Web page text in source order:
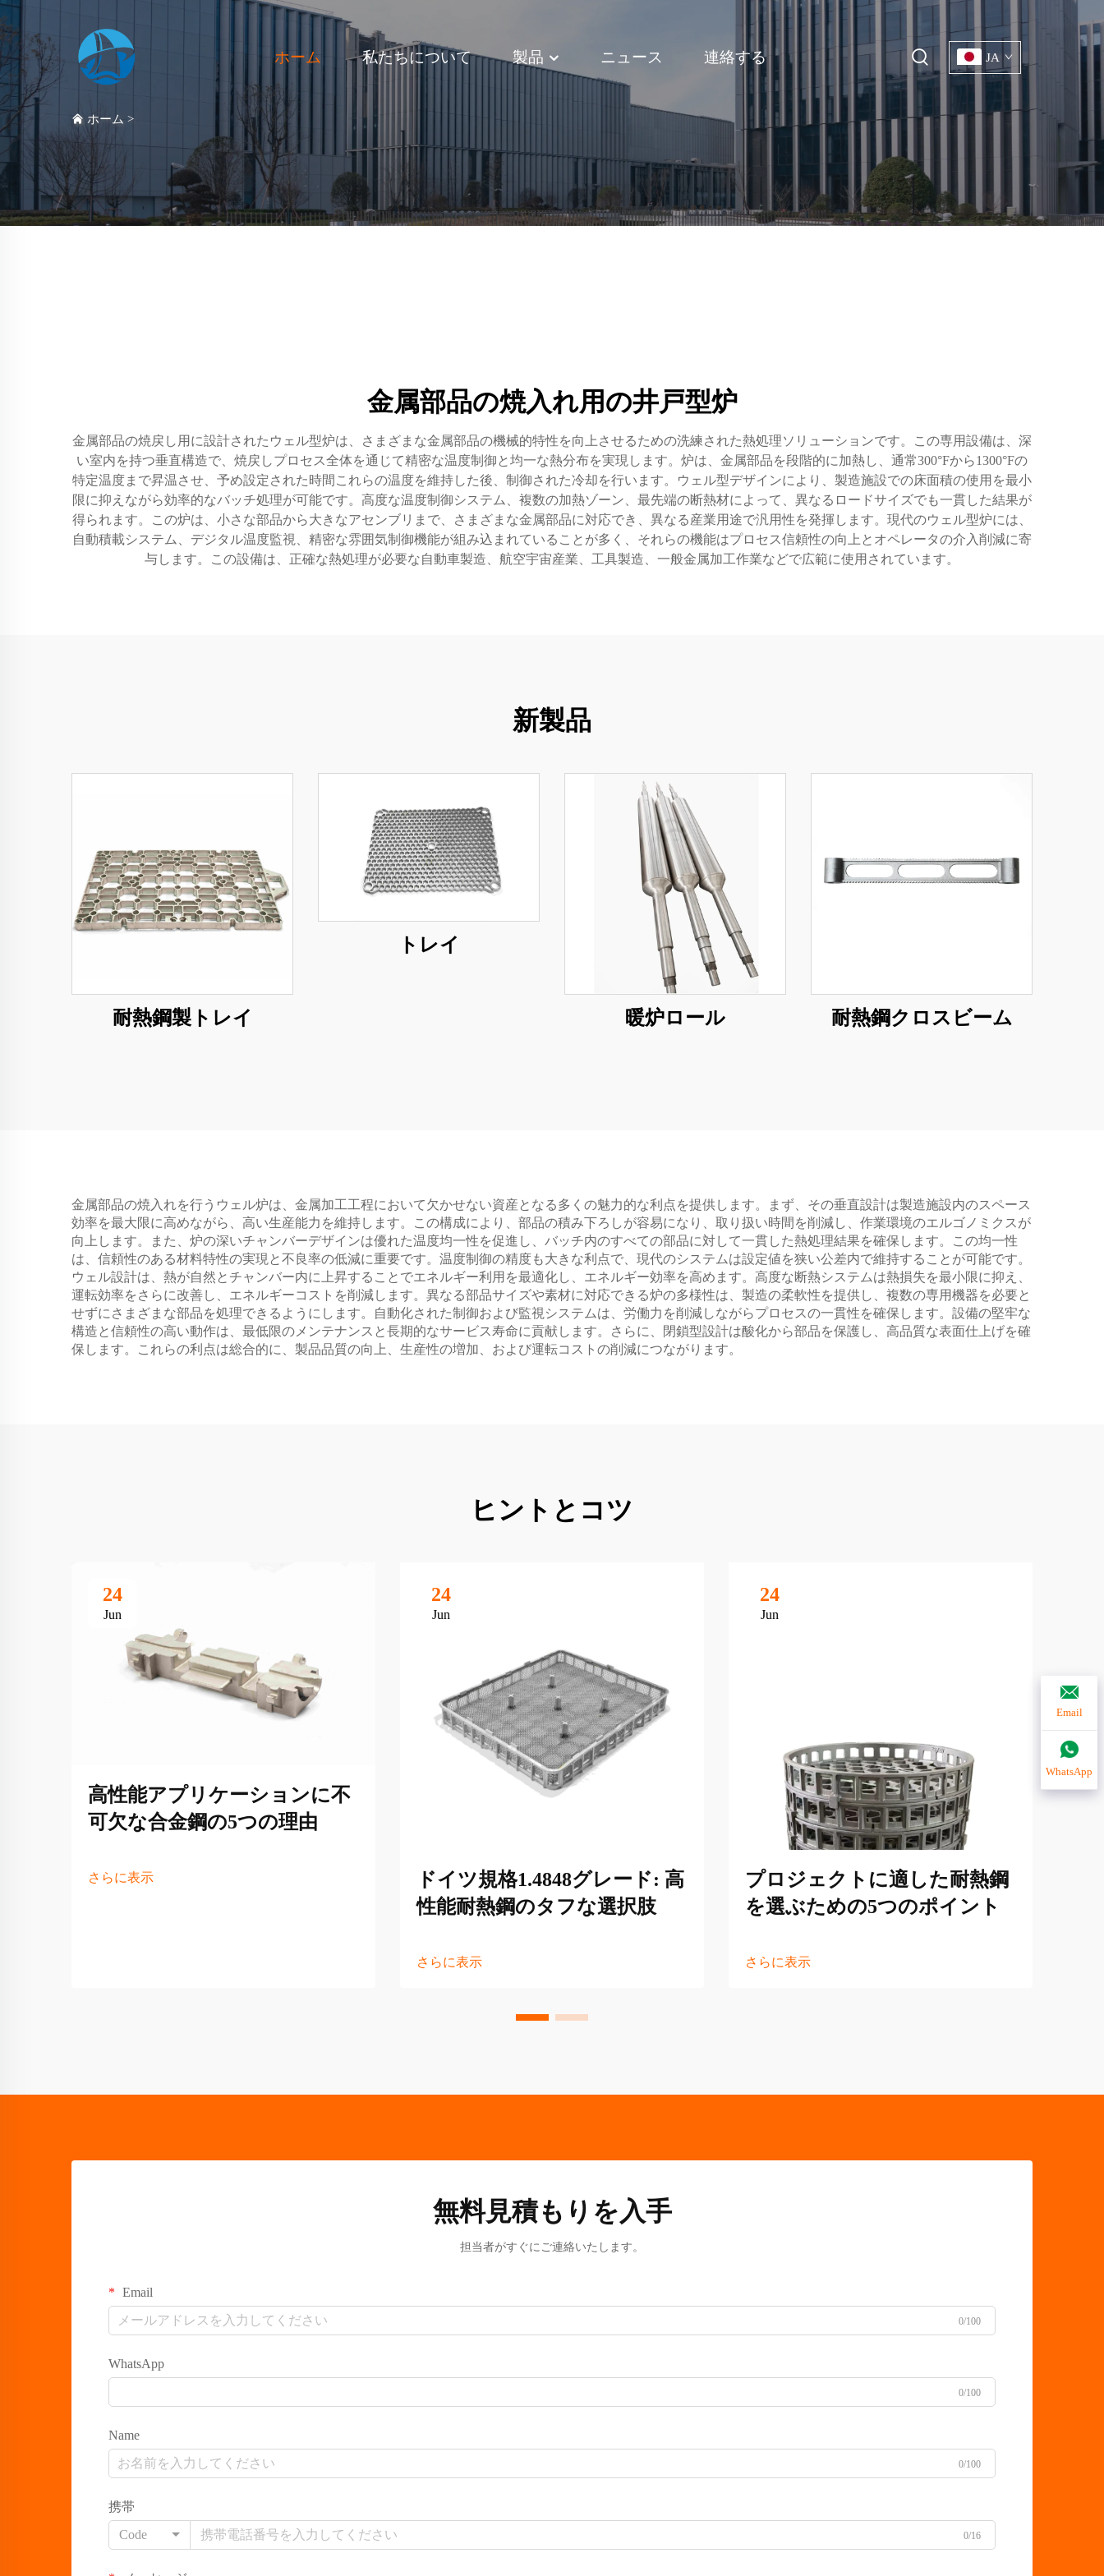
ホーム 私たちについて 製品 ニュース 連絡する JA
ホーム >
金属部品の焼入れ用の井戸型炉
金属部品の焼戻し用に設計されたウェル型炉は、さまざまな金属部品の機械的特性を向上させるための洗練された熱処理ソリューションです。この専用設備は、深
い室内を持つ垂直構造で、焼戻しプロセス全体を通じて精密な温度制御と均一な熱分布を実現します。炉は、金属部品を段階的に加熱し、通常300°Fから1300°Fの
特定温度まで昇温させ、予め設定された時間これらの温度を維持した後、制御された冷却を行います。ウェル型デザインにより、製造施設での床面積の使用を最小
限に抑えながら効率的なバッチ処理が可能です。高度な温度制御システム、複数の加熱ゾーン、最先端の断熱材によって、異なるロードサイズでも一貫した結果が
得られます。この炉は、小さな部品から大きなアセンブリまで、さまざまな金属部品に対応でき、異なる産業用途で汎用性を発揮します。現代のウェル型炉には、
自動積載システム、デジタル温度監視、精密な雰囲気制御機能が組み込まれていることが多く、それらの機能はプロセス信頼性の向上とオペレータの介入削減に寄
与します。この設備は、正確な熱処理が必要な自動車製造、航空宇宙産業、工具製造、一般金属加工作業などで広範に使用されています。
新製品
耐熱鋼製トレイ
トレイ
暖炉ロール 耐熱鋼クロスビーム
金属部品の焼入れを行うウェル炉は、金属加工工程において欠かせない資産となる多くの魅力的な利点を提供します。まず、その垂直設計は製造施設内のスペース
効率を最大限に高めながら、高い生産能力を維持します。この構成により、部品の積み下ろしが容易になり、取り扱い時間を削減し、作業環境のエルゴノミクスが
向上します。また、炉の深いチャンバーデザインは優れた温度均一性を促進し、バッチ内のすべての部品に対して一貫した熱処理結果を確保します。この均一性
は、信頼性のある材料特性の実現と不良率の低減に重要です。温度制御の精度も大きな利点で、現代のシステムは設定値を狭い公差内で維持することが可能です。
ウェル設計は、熱が自然とチャンバー内に上昇することでエネルギー利用を最適化し、エネルギー効率を高めます。高度な断熱システムは熱損失を最小限に抑え、
運転効率をさらに改善し、エネルギーコストを削減します。異なる部品サイズや素材に対応できる炉の多様性は、製造の柔軟性を提供し、複数の専用機器を必要と
せずにさまざまな部品を処理できるようにします。自動化された制御および監視システムは、労働力を削減しながらプロセスの一貫性を確保します。設備の堅牢な
構造と信頼性の高い動作は、最低限のメンテナンスと長期的なサービス寿命に貢献します。さらに、閉鎖型設計は酸化から部品を保護し、高品質な表面仕上げを確
保します。これらの利点は総合的に、製品品質の向上、生産性の増加、および運転コストの削減につながります。
ヒントとコツ
24
Jun
高性能アプリケーションに不
可欠な合金鋼の5つの理由
さらに表示
24
Jun
ドイツ規格1.4848グレード: 高
性能耐熱鋼のタフな選択肢
さらに表示
24
Jun
プロジェクトに適した耐熱鋼
を選ぶための5つのポイント
さらに表示
鋳
無料見積もりを入手
担当者がすぐにご連絡いたします。
Email
0/100
WhatsApp
0/100
Name
0/100
携帯
Code
0/16
Email
WhatsApp